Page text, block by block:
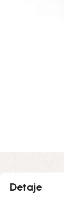
Detaje